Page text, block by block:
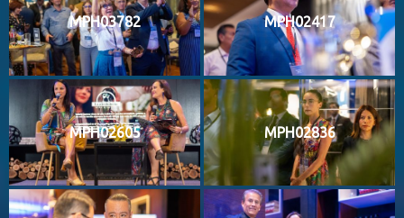
MPH03782 MPH02417
MPH02605 MPH02836